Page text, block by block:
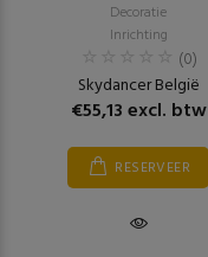
Decoratie
Inrichting
(0)
Skydancer België
€55,13 excl. btw
RESERVEER